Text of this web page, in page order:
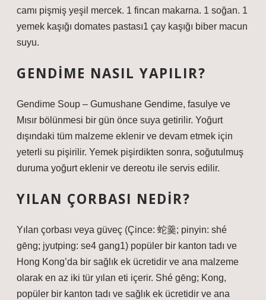
camı pişmiş yeşil mercek. 1 fincan makarna. 1 soğan. 1
yemek kaşığı domates pastası1 çay kaşığı biber macun
suyu.
GENDIME NASIL YAPILIR?
Gendime Soup – Gumushane Gendime, fasulye ve
Mısır bölünmesi bir gün önce suya getirilir. Yoğurt
dışındaki tüm malzeme eklenir ve devam etmek için
yeterli su pişirilir. Yemek pişirdikten sonra, soğutulmuş
duruma yoğurt eklenir ve dereotu ile servis edilir.
YILAN ÇORBASI NEDIR?
Yılan çorbası veya güveç (Çince: 蛇羹; pinyin: shé
gēng; jyutping: se4 gang1) popüler bir kanton tadı ve
Hong Kong’da bir sağlık ek ücretidir ve ana malzeme
olarak en az iki tür yılan eti içerir. Shé gēng; Kong,
popüler bir kanton tadı ve sağlık ek ücretidir ve ana